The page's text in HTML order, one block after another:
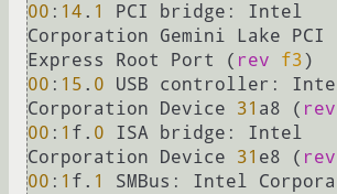
00 : 14 . 1
PCI bridge: Intel
Corporation Gemini Lake PCI
Express Root Port ( rev f3
00 : 15 . 0 USB controller:
Corporation Device 31 a8 ( rev
00 : 1 f. 0 ISA bridge: Intel
Corporation Device 31 e8 ( rev
00 : 1 f. 1
SMBus: Intel